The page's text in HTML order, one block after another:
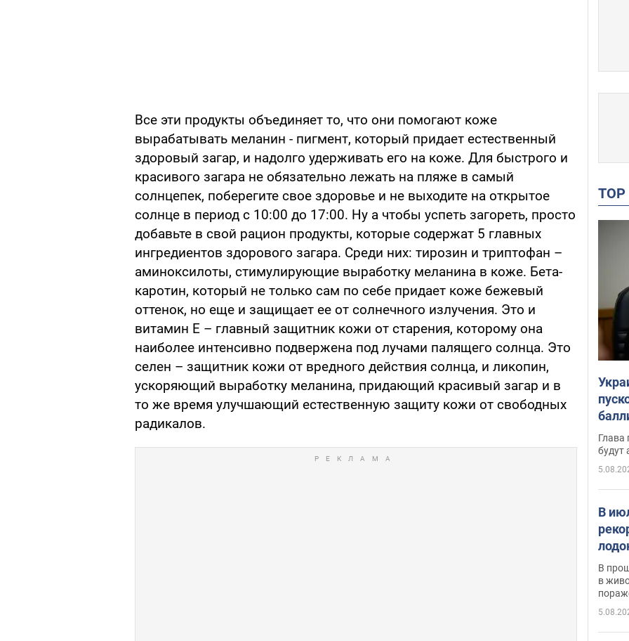
Все эти продукты объединяет то, что они помогают коже
вырабатывать меланин - пигмент, который придает естественный
здоровый загар, и надолго удерживать его на коже. Для быстрого и
красивого загара не обязательно лежать на пляже в самый
солнцепек, поберегите свое здоровье и не выходите на открытое
солнце в период с 10:00 до 17:00. Ну а чтобы успеть загореть, просто
добавьте в свой рацион продукты, которые содержат 5 главных
ингредиентов здорового загара. Среди них: тирозин и триптофан –
аминоксилоты, стимулирующие выработку меланина в коже. Бета-
каротин, который не только сам по себе придает коже бежевый
оттенок, но еще и защищает ее от солнечного излучения. Это и
витамин Е – главный защитник кожи от старения, которому она
наиболее интенсивно подвержена под лучами палящего солнца. Это
селен – защитник кожи от вредного действия солнца, и ликопин,
ускоряющий выработку меланина, придающий красивый загар и в
то же время улучшающий естественную защиту кожи от свободных
радикалов.
Глава
будут
В
В
в